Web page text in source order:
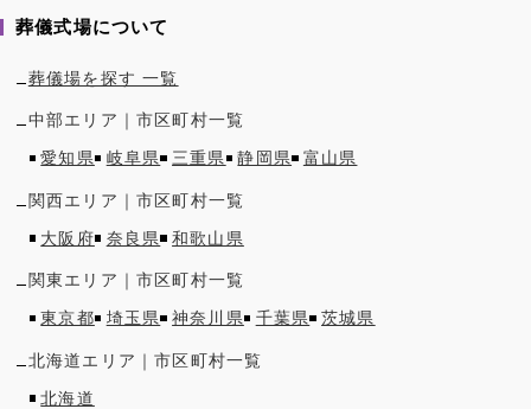
葬儀式場について
葬儀場を探す 一覧
中部エリア｜市区町村一覧
愛知県
岐阜県 三重県 静岡県 富山県
関西エリア｜市区町村一覧
大阪府
奈良県 和歌山県
関東エリア｜市区町村一覧
東京都
埼玉県 神奈川県 千葉県 茨城県
北海道エリア｜市区町村一覧
北海道